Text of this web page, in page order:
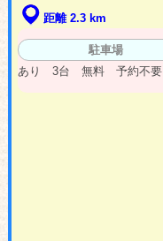
距離 2.3 km
駐車場
あり 3台 無料 予約不要